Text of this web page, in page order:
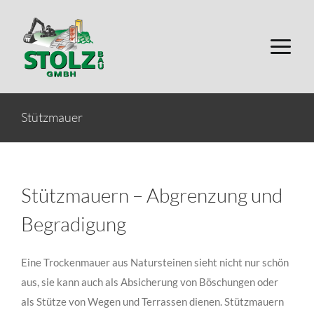
springen
Stützmauer
Stützmauern – Abgrenzung und
Begradigung
Eine Trockenmauer aus Natursteinen sieht nicht nur schön
aus, sie kann auch als Absicherung von Böschungen oder
als Stütze von Wegen und Terrassen dienen. Stützmauern